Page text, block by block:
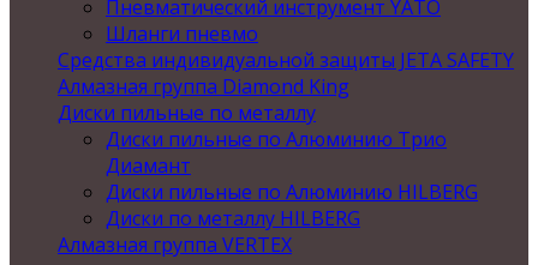
Пневматический инструмент YATO
Шланги пневмо
Средства индивидуальной защиты JETA SAFETY
Алмазная группа Diamond King
Диски пильные по металлу
Диски пильные по Алюминию Трио
Диамант
Диски пильные по Алюминию HILBERG
Диски по металлу HILBERG
Алмазная группа VERTEX